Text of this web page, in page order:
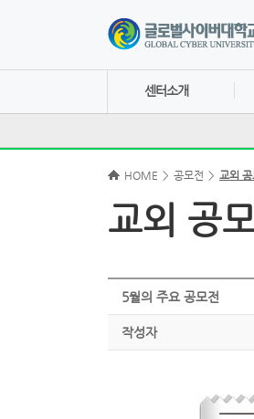
센터소개
HOME > 공모전 > 교외
교외 공
5월의 주요 공모전
작성자